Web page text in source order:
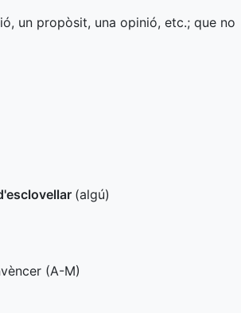
un propòsit, una opinió, etc.; que no
(algú)
(A-M)